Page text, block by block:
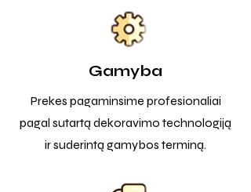
Gamyba
Prekes pagaminsime profesionaliai
pagal sutartą dekoravimo technologiją
ir suderintą gamybos terminą.